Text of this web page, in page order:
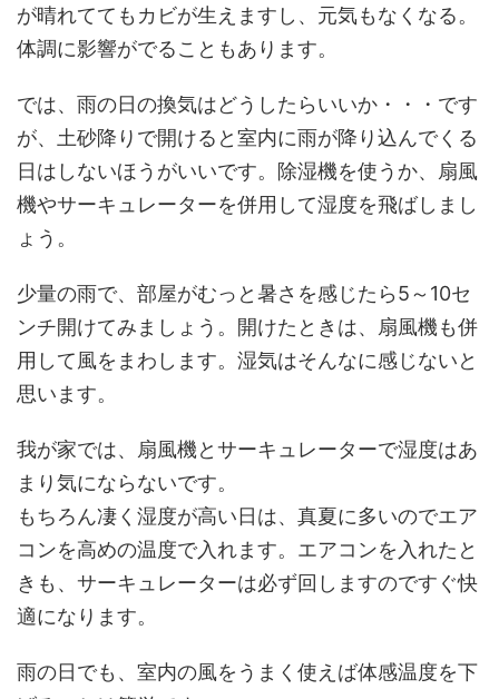
が晴れててもカビが生えますし、元気もなくなる。
体調に影響がでることもあります。
では、雨の日の換気はどうしたらいいか・・・です
が、土砂降りで開けると室内に雨が降り込んでくる
日はしないほうがいいです。除湿機を使うか、扇風
機やサーキュレーターを併用して湿度を飛ばしまし
ょう。
少量の雨で、部屋がむっと暑さを感じたら5～10セ
ンチ開けてみましょう。開けたときは、扇風機も併
用して風をまわします。湿気はそんなに感じないと
思います。
我が家では、扇風機とサーキュレーターで湿度はあ
まり気にならないです。
もちろん凄く湿度が高い日は、真夏に多いのでエア
コンを高めの温度で入れます。エアコンを入れたと
きも、サーキュレーターは必ず回しますのですぐ快
適になります。
雨の日でも、室内の風をうまく使えば体感温度を下